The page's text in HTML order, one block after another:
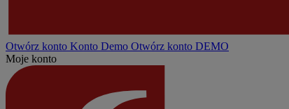
Otwórz konto Konto Demo Otwórz konto DEMO
Moje konto